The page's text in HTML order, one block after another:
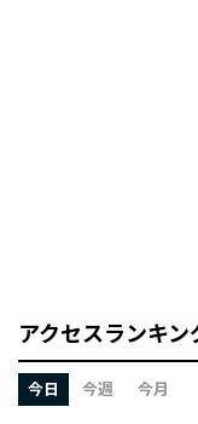
アクセスランキン
今日 今週 今月